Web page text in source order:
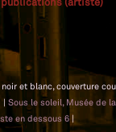
et blanc, couverture
| Sous le soleil, Musée de
en dessous 6 |